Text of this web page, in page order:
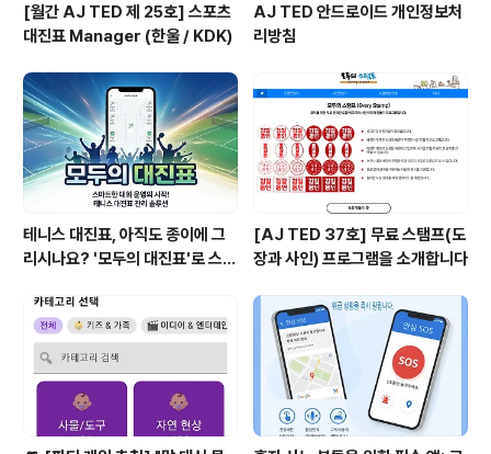
[월간 AJ TED 제 25호] 스포츠
대진표 Manager (한울 / KDK)
AJ TED 안드로이드 개인정보처
리방침
테니스 대진표, 아직도 종이에 그
리시나요? '모두의 대진표'로 스마
[AJ TED 37호] 무료 스탬프(도
장과 사인) 프로그램을 소개합니다